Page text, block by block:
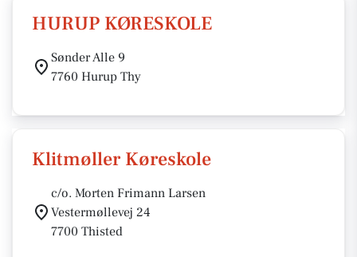
HURUP KØRESKOLE
Sønder Alle 9
7760 Hurup Thy
Klitmøller Køreskole
c/o. Morten Frimann Larsen
Vestermøllevej 24
7700 Thisted